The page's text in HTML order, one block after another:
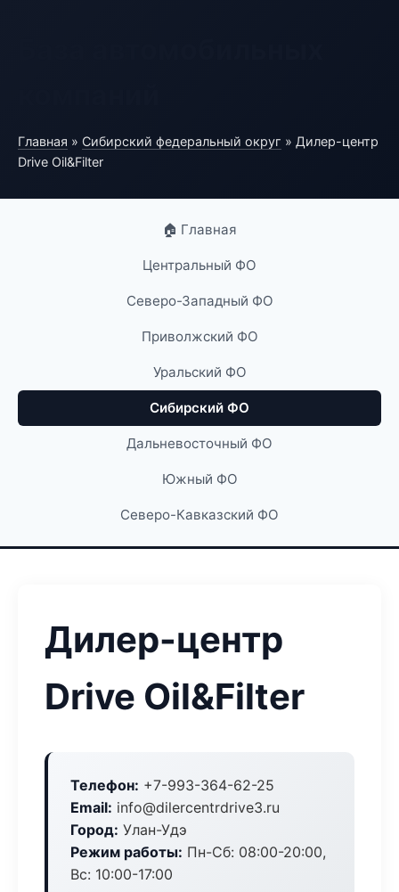
Главная » Сибирский федеральный округ » Дилер-центр
Drive Oil&Filter
🏠 Главная
Центральный ФО
Северо-Западный ФО
Приволжский ФО
Уральский ФО
Сибирский ФО
Дальневосточный ФО
Южный ФО
Северо-Кавказский ФО
Дилер-центр
Drive Oil&Filter
Телефон: +7-993-364-62-25
Email: info@dilercentrdrive3.ru
Город: Улан-Удэ
Режим работы: Пн-Сб: 08:00-20:00,
Вс: 10:00-17:00